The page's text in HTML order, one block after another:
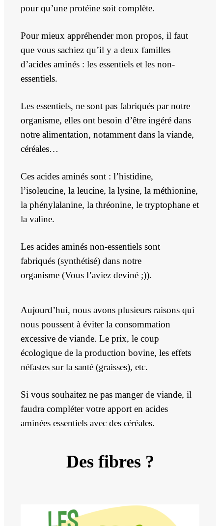
pour qu’une protéine soit complète.
Pour mieux appréhender mon propos, il faut
que vous sachiez qu’il y a deux familles
d’acides aminés : les essentiels et les non-
essentiels.
Les essentiels, ne sont pas fabriqués par notre
organisme, elles ont besoin d’être ingéré dans
notre alimentation, notamment dans la viande,
céréales…
Ces acides aminés sont : l’histidine,
l’isoleucine, la leucine, la lysine, la méthionine,
la phénylalanine, la thréonine, le tryptophane et
la valine.
Les acides aminés non-essentiels sont
fabriqués (synthétisé) dans notre
organisme (Vous l’aviez deviné ;)).
Aujourd’hui, nous avons plusieurs raisons qui
nous poussent à éviter la consommation
excessive de viande. Le prix, le coup
écologique de la production bovine, les effets
néfastes sur la santé (graisses), etc.
Si vous souhaitez ne pas manger de viande, il
faudra compléter votre apport en acides
aminées essentiels avec des céréales.
Des fibres ?